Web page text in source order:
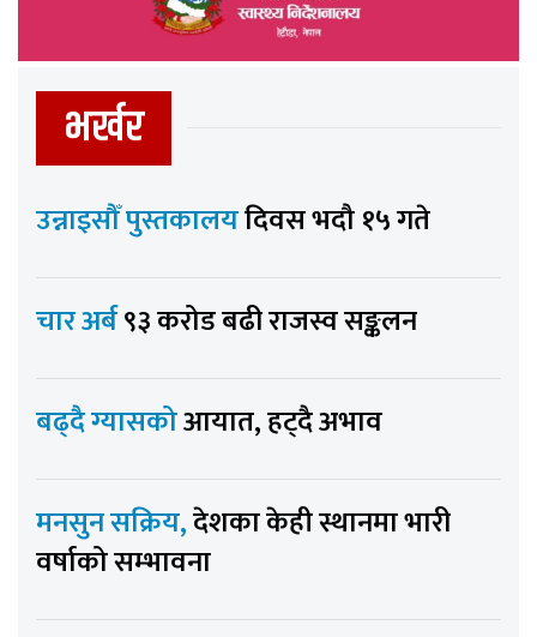
भर्खर
उन्नाइसौँ पुस्तकालयदिवस भदौ १५ गते
चार अर्ब९३ करोड बढी राजस्व सङ्कलन
बढ्दै ग्यासकोआयात, हट्दै अभाव
मनसुन सक्रिय,देशका केही स्थानमा भारी
वर्षाको सम्भावना